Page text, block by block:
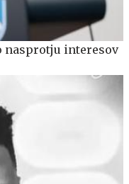
nasprotju interesov